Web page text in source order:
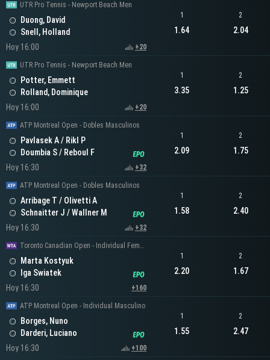
UTR Pro Tennis - Newport Beach Men
Duong, David
Snell, Holland
Hoy 16:00
+20
1
1.64
2
2.04
UTR Pro Tennis - Newport Beach Men
Potter, Emmett
Rolland, Dominique
Hoy 16:00
+20
1
3.35
2
1.25
ATP Montreal Open - Dobles Masculinos
Pavlasek A / Rikl P
Doumbia S / Reboul F
Hoy 16:30
+32
1
2.09
2
1.75
ATP Montreal Open - Dobles Masculinos
Arribage T / Olivetti A
Schnaitter J / Wallner M
Hoy 16:30
+32
1
1.58
2
2.40
Toronto Canadian Open - Individual Femenino
Marta Kostyuk
Iga Swiatek
Hoy 16:30
+160
1
2.20
2
1.67
ATP Montreal Open - Individual Masculino
Borges, Nuno
Darderi, Luciano
Hoy 16:30
+100
1
1.55
2
2.47